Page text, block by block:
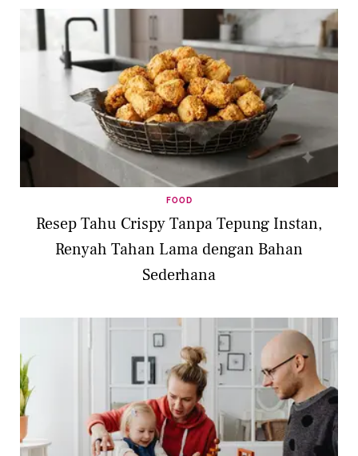
FOOD
Resep Tahu Crispy Tanpa Tepung Instan,
Renyah Tahan Lama dengan Bahan
Sederhana